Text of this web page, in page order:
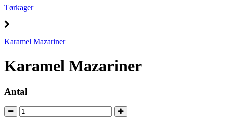
Tørkager
Karamel Mazariner
Karamel Mazariner
Antal